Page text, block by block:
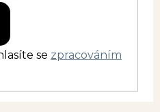
se zpracováním